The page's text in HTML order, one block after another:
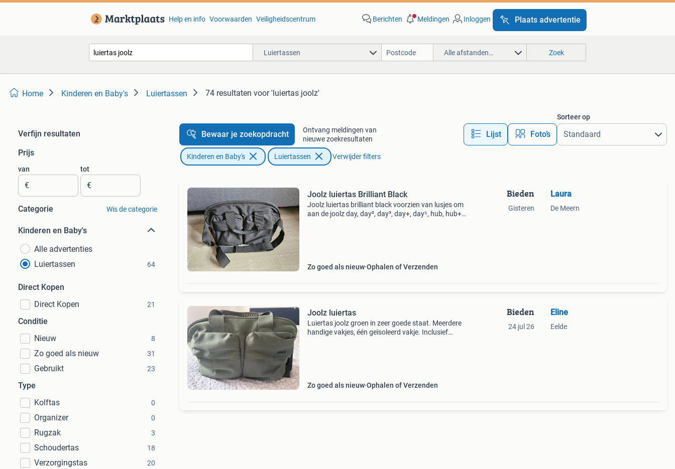
Help en info Voorwaarden Veiligheidscentrum Berichten Meldingen Inloggen Plaats advertentie
Luiertassen Alle afstanden… Zoek
Home Kinderen en Baby's Luiertassen 74 resultaten voor 'luiertas joolz'
Verfijn resultaten
Prijs
van
€
tot
€
Categorie Wis de categorie
Kinderen en Baby's
Alle advertenties
Luiertassen
64
Direct Kopen
Direct Kopen
21
Conditie
Nieuw
8
Zo goed als nieuw 31
Gebruikt 23
Type
Kolftas
0
Organizer 0
Rugzak 3
Schoudertas 18
Verzorgingstas 20
Bewaar je zoekopdracht
Ontvang meldingen van
nieuwe zoekresultaten
Lijst Foto’s
Sorteer op
Kinderen en Baby's Luiertassen Verwijder filters
Joolz luiertas Brilliant Black
Joolz luiertas brilliant black voorzien van lusjes om
aan de joolz day, day², day³, day+, day⁵, hub, hub+,
Zo goed als nieuw Ophalen of Verzenden
Bieden
Gisteren
Laura
De Meern
Joolz luiertas
Luiertas joolz groen in zeer goede staat. Meerdere
handige vakjes, één geïsoleerd vakje. Inclusief
Zo goed als nieuw Ophalen of Verzenden
Bieden
24 jul 26
Eline
Eelde